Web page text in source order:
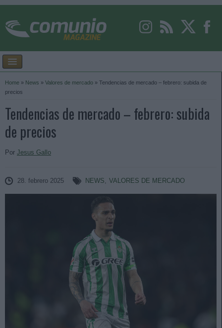
Home » News » Valores de mercado » Tendencias de mercado – febrero: subida de
precios
Tendencias de mercado – febrero: subida
de precios
Por Jesus Gallo
28. febrero 2025 NEWS, VALORES DE MERCADO